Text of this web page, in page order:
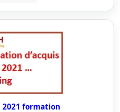
formation